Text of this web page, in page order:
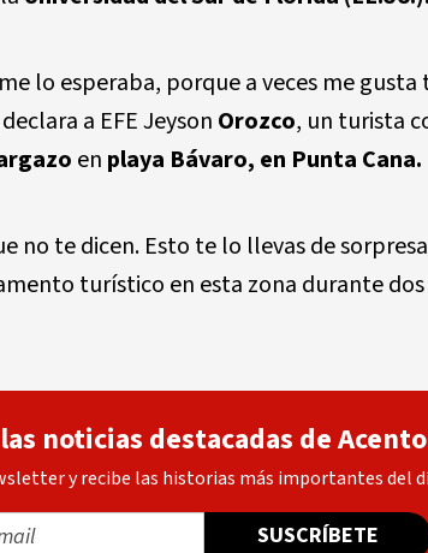
lo esperaba, porque a veces me gusta
a EFE Jeyson Orozco, un turista
en playa Bávaro, en Punta Cana.
no te dicen. Esto te lo llevas de
turístico en esta zona durante dos
noticias destacadas de
y recibe las historias más importantes del
SUSCRÍBETE